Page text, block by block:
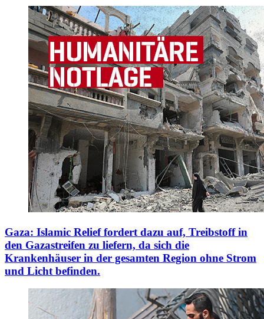
Gaza: Islamic Relief fordert dazu auf, Treibstoff in
den Gazastreifen zu liefern, da sich die
Krankenhäuser in der gesamten Region ohne Strom
und Licht befinden.